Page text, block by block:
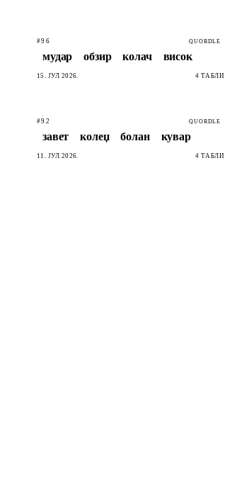
#96 QUORDLE
мудар обзир колач висок
15. ЈУЛ 2026. 4 ТАБЛИ
#92 QUORDLE
завет колеџ болан кувар
11. ЈУЛ 2026. 4 ТАБЛИ